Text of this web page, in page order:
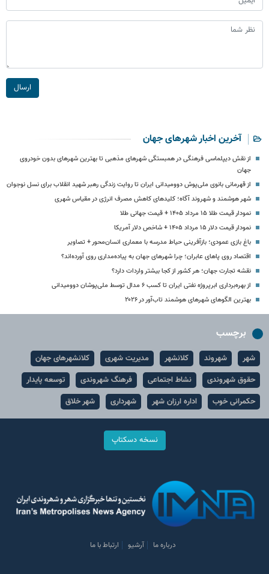
ارسال
آخرین اخبار شهرهای جهان
از نقش دیپلماسی فرهنگی در همبستگی شهرهای مذهبی تا بهترین شهرهای بدون خودروی
جهان
از قهرمانی بانوی ملی‌پوش دوومیدانی ایران تا روایت زندگی رهبر شهید انقلاب برای نسل نوجوان
شهر هوشمند و شهروند آگاه؛ کلیدهای کاهش مصرف انرژی در مقیاس شهری
نمودار قیمت طلا ۱۵ مرداد ۱۴۰۵ + قیمت جهانی طلا
نمودار قیمت دلار ۱۵ مرداد ۱۴۰۵ + شاخص دلار آمریکا
باغ بازی عمودی؛ بازآفرینی حیاط مدرسه با معماری انسان‌محور + تصاویر
اقتصاد روی پاهای عابران؛ چرا شهرهای جهان به پیاده‌مداری روی آورده‌اند؟
نقشه تجارت جهان؛ هر کشور از کجا بیشتر واردات دارد؟
از بهره‌برداری ابرپروژه نفتی ایران تا کسب ۶ مدال توسط ملی‌پوشان دوومیدانی
بهترین الگوهای شهرهای هوشمند تاب‌آور در ۲۰۲۶
برچسب
شهر شهروند کلانشهر مدیریت شهری
کلانشهرهای جهان
حقوق شهروندی
نشاط اجتماعی فرهنگ شهروندی
توسعه پایدار
حکمرانی خوب
اداره ارزان شهر شهرداری شهر خلاق
نسخه دسکتاپ
درباره ما آرشیو ارتباط با ما